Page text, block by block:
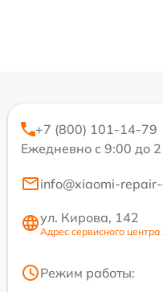
+7 (800) 101-14-79
Ежедневно с 9:00 до
info@xiaomi-
ул. Кирова, 142
Адрес сервисного центра
Режим работы: